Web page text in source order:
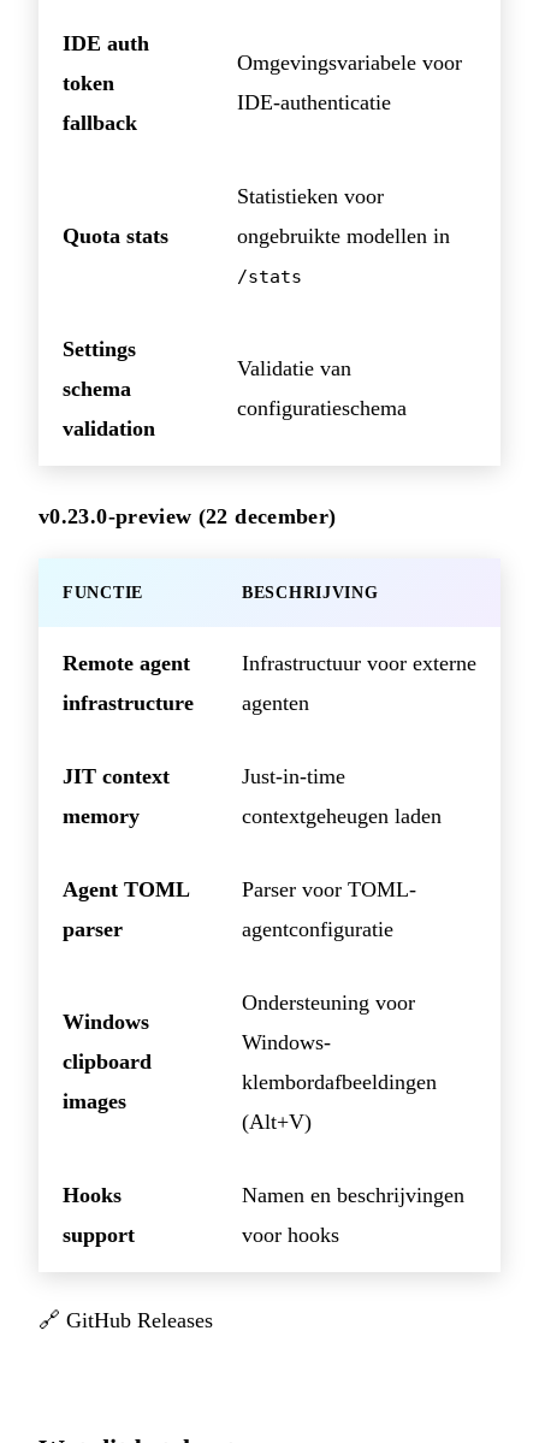
IDE auth
token
fallback
Omgevingsvariabele voor
IDE-authenticatie
Quota stats
Statistieken voor
ongebruikte modellen in
/stats
Settings
schema
validation
Validatie van
configuratieschema
v0.23.0-preview (22 december)
FUNCTIE BESCHRIJVING
Remote agent
infrastructure
Infrastructuur voor externe
agenten
JIT context
memory
Just-in-time
contextgeheugen laden
Agent TOML
parser
Parser voor TOML-
agentconfiguratie
Windows
clipboard
images
Ondersteuning voor
Windows-
klembordafbeeldingen
(Alt+V)
Hooks
support
Namen en beschrijvingen
voor hooks
🔗 GitHub Releases